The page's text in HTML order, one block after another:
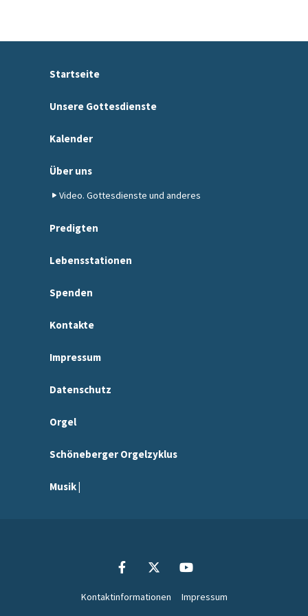
Startseite
Unsere Gottesdienste
Kalender
Über uns
Video. Gottesdienste und anderes
Predigten
Lebensstationen
Spenden
Kontakte
Impressum
Datenschutz
Orgel
Schöneberger Orgelzyklus
Musik |
Kontaktinformationen Impressum